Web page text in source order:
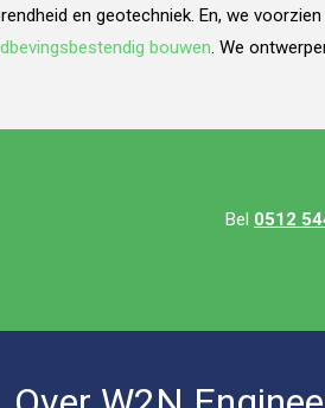
en geotechniek. En, we
bouwen . We
Bel 0512